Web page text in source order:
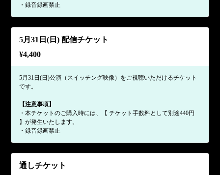
・録音録画禁止
5月31日(日) 配信チケット
¥4,400
5月31日(日)公演（スイッチング映像）をご視聴いただけるチケット
です。
【注意事項】
・本チケットのご購入時には、【 チケット手数料として別途440円
】が発生いたします。
・録音録画禁止
通しチケット